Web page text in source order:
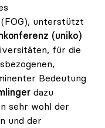
(FOG), unterstützt
(uniko)
für die
Bedeutung
dazu
sehr wohl der
und der